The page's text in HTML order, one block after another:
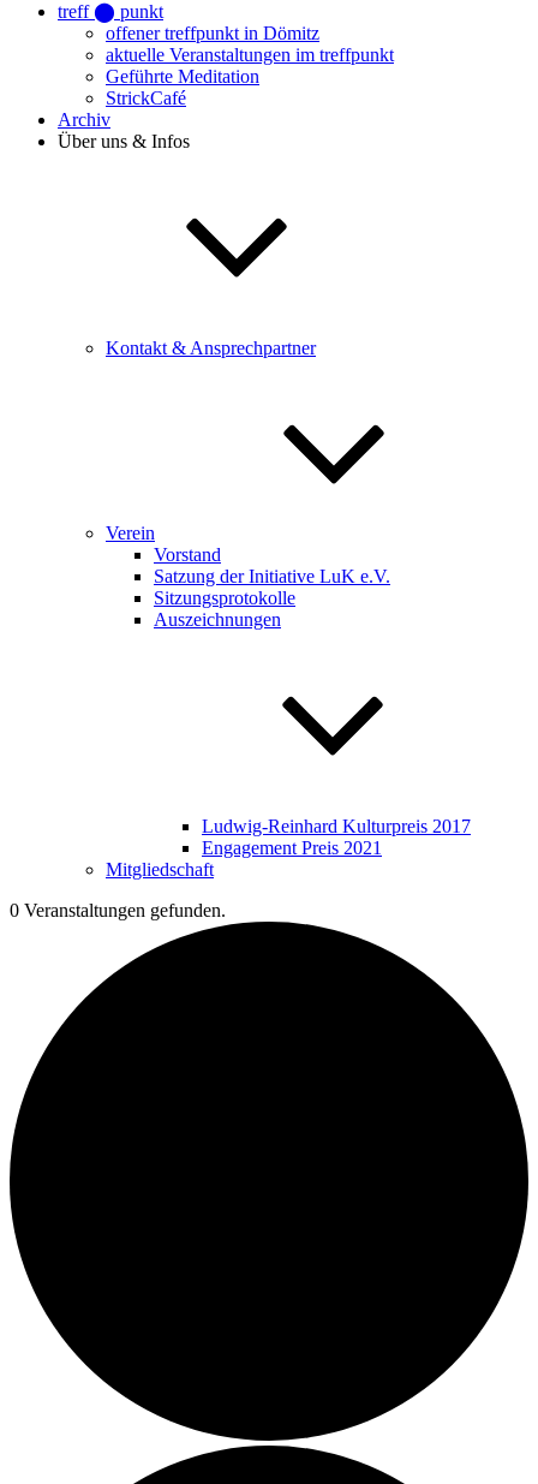
treff ⬤ punkt
offener treffpunkt in Dömitz
aktuelle Veranstaltungen im treffpunkt
Geführte Meditation
StrickCafé
Archiv
Über uns & Infos
Kontakt & Ansprechpartner
Verein
Vorstand
Satzung der Initiative LuK e.V.
Sitzungsprotokolle
Auszeichnungen
Ludwig-Reinhard Kulturpreis 2017
Engagement Preis 2021
Mitgliedschaft
0 Veranstaltungen gefunden.